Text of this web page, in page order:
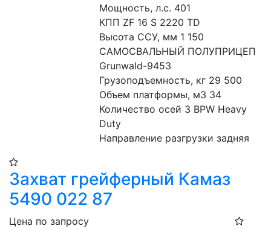
Мощность, л.с. 401
КПП ZF 16 S 2220 TD
Высота ССУ, мм 1 150
САМОСВАЛЬНЫЙ ПОЛУПРИЦЕП
Grunwald-9453
Грузоподъемность, кг 29 500
Объем платформы, м3 34
Количество осей 3 BPW Heavy
Duty
Направление разгрузки задняя
Захват грейферный Камаз
5490 022 87
Цена по запросу